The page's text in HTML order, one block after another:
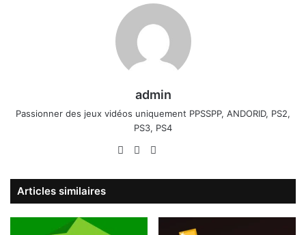
admin
Passionner des jeux vidéos uniquement PPSSPP, ANDORID, PS2,
PS3, PS4
WebsiteFacebook
Articles similaires